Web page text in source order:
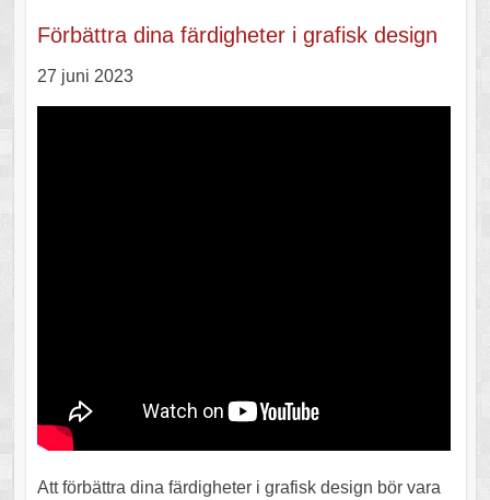
Förbättra dina färdigheter i grafisk design
27 juni 2023
Att förbättra dina färdigheter i grafisk design bör vara